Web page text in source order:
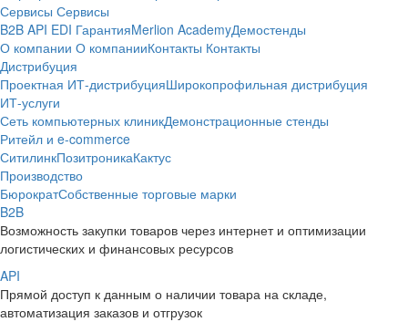
Сервисы Сервисы
B2B API EDI ГарантияMerlion AcademyДемостенды
О компании О компанииКонтакты Контакты
Дистрибуция
Проектная ИТ-дистрибуцияШирокопрофильная дистрибуция
ИТ-услуги
Сеть компьютерных клиникДемонстрационные стенды
Ритейл и e-commerce
СитилинкПозитроникаКактус
Производство
БюрократСобственные торговые марки
B2B
Возможность закупки товаров через интернет и оптимизации
логистических и финансовых ресурсов
API
Прямой доступ к данным о наличии товара на складе,
автоматизация заказов и отгрузок